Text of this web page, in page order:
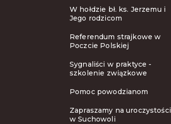
W hołdzie bł. ks. Jerzemu i
Jego rodzicom
Referendum strajkowe w
Poczcie Polskiej
Sygnaliści w praktyce -
szkolenie związkowe
Pomoc powodzianom
Zapraszamy na uroczystości
w Suchowoli